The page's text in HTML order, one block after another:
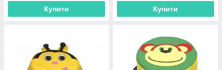
Купити Купити